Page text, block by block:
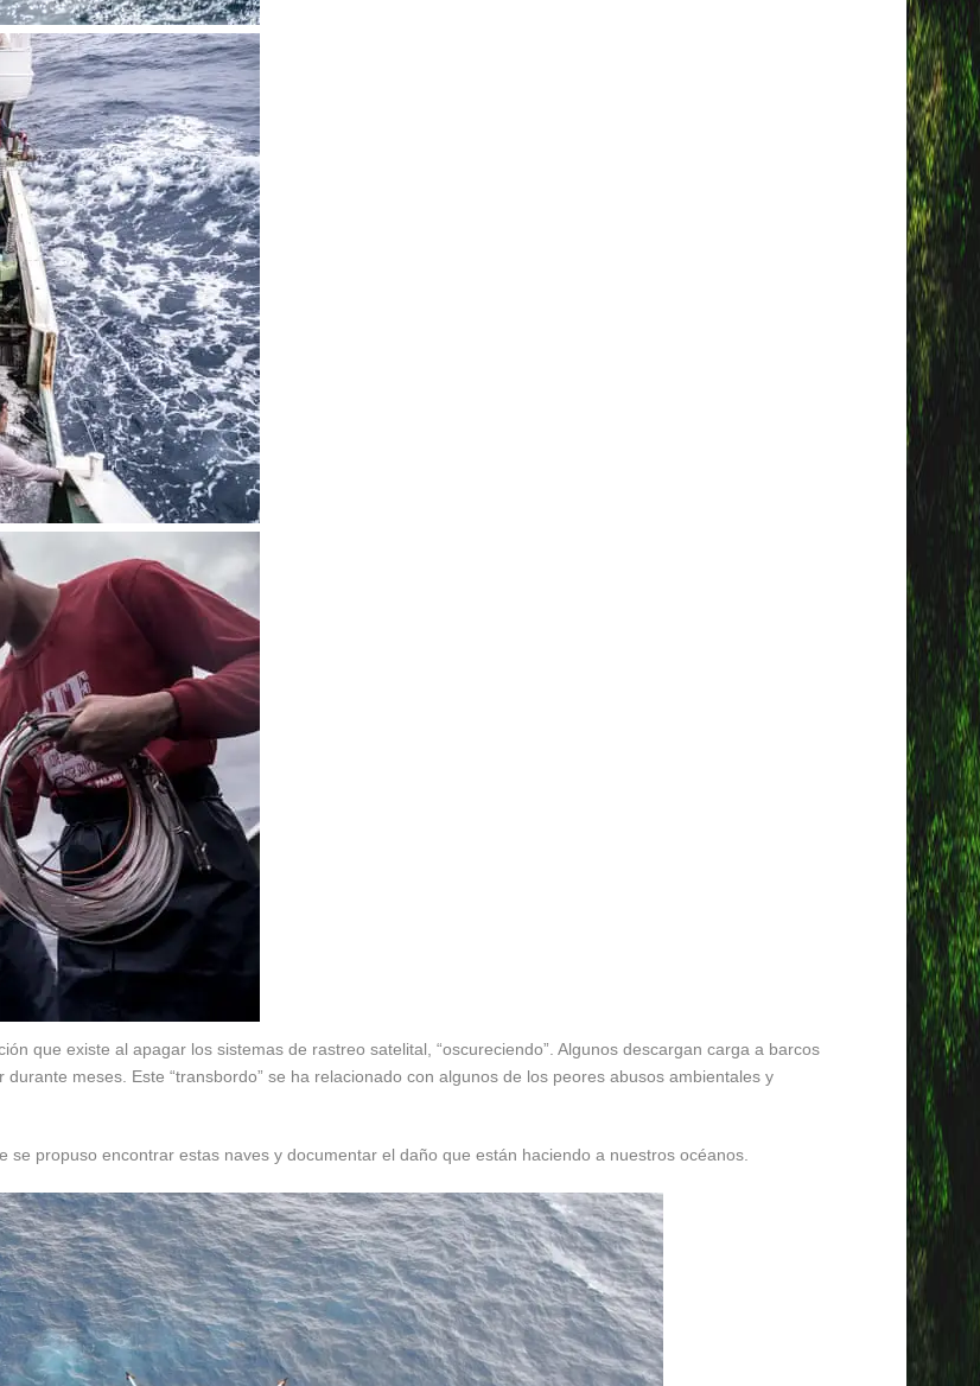
que existe al apagar los sistemas de rastreo satelital, “oscureciendo”. Algunos descargan carga a barcos
meses. Este “transbordo” se ha relacionado con algunos de los peores abusos ambientales y
propuso encontrar estas naves y documentar el daño que están haciendo a nuestros océanos.